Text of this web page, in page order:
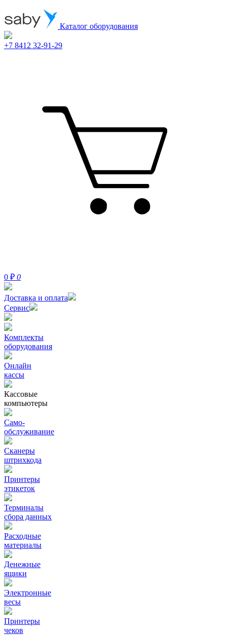
Каталог оборудования
+7 8412 32-91-29
0 ₽ 0
Доставка и оплата
Сервис
Комплекты
оборудования
Онлайн
кассы
Кассовые
компьютеры
Само-
обслуживание
Сканеры
штрихкода
Принтеры
этикеток
Терминалы
сбора данных
Расходные
материалы
Денежные
ящики
Электронные
весы
Принтеры
чеков